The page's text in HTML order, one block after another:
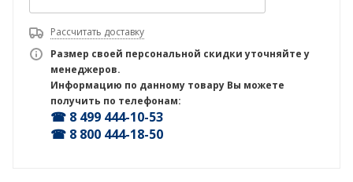
Рассчитать доставку
Размер своей персональной скидки уточняйте у
менеджеров.
Информацию по данному товару Вы можете
получить по телефонам:
☎ 8 499 444-10-53
☎ 8 800 444-18-50